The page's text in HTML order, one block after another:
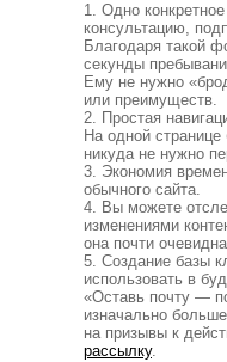
Одно
консультацию,
Благодаря такой
секунды
Ему не нужно
или преимуществ.
Простая
На одной
никуда не нужно
Экономия
обычного сайта.
Вы можете
изменениями
она почти
Создание базы
использовать в
«Оставь почту —
изначально
на призывы к
рассылку.